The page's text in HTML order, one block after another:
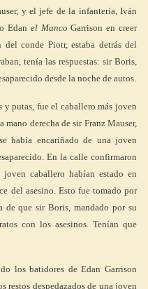
y el jefe de la infantería, Iván
Edan el Manco Garrison en creer
conde Piotr, estaba detrás del
tenía las respuestas: sir Boris,
desde la noche de autos.
y putas, fue el caballero más joven
derecha de sir Franz Mauser,
había encariñado de una joven
En la calle confirmaron
caballero habían estado en
del asesino. Esto fue tomado por
de que sir Boris, mandado por su
con los asesinos. Tenían que
los batidores de Edan Garrison
restos despedazados de una joven